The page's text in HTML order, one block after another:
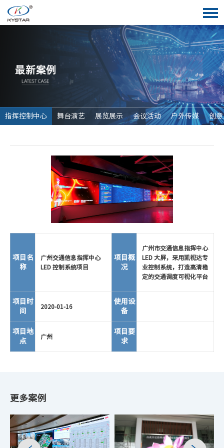
指挥控制中心 舞台演艺 展览展示 会议活动 户外传媒 创
项目名
称
广州交通信息指挥中心
LED 控制系统项目
项目概
况
广州市交通信息指挥中心
LED 大屏，采用凯视达专
业控制系统，打造高清稳
定的交通调度可视化平台
项目时
间
2020-01-16
使用设
备
项目地
点
广州
项目要
求
更多案例